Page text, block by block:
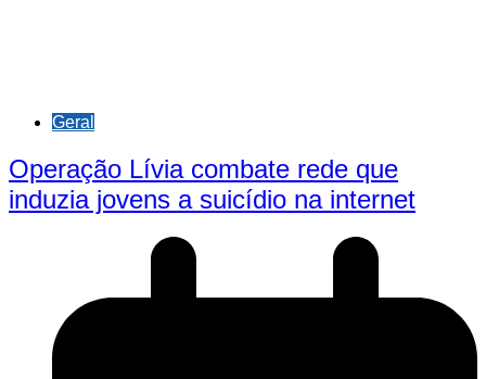
Geral
Operação Lívia combate rede que
induzia jovens a suicídio na internet